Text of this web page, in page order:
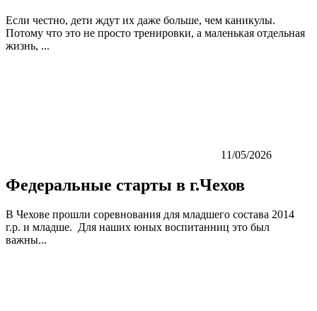
Если честно, дети ждут их даже больше, чем каникулы.
Потому что это не просто тренировки, а маленькая отдельная
жизнь, ...
11/05/2026
Федеральные старты в г.Чехов
В Чехове прошли соревнования для младшего состава 2014
г.р. и младше. Для наших юных воспитанниц это был
важны...